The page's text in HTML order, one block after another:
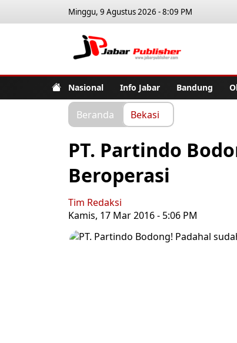
Minggu, 9 Agustus 2026 - 8:09 PM
Nasional Info Jabar Bandung
Beranda Bekasi
PT. Partindo
Beroperasi
Tim Redaksi
Kamis, 17 Mar 2016 - 5:06 PM